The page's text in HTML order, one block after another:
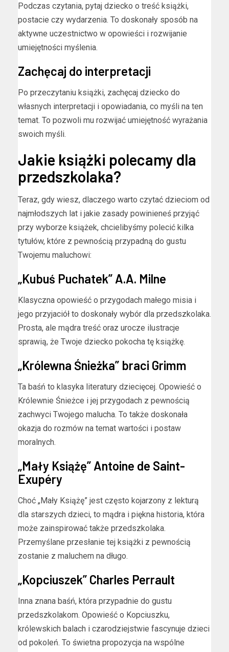
Podczas czytania, pytaj dziecko o treść książki,
postacie czy wydarzenia. To doskonały sposób na
aktywne uczestnictwo w opowieści i rozwijanie
umiejętności myślenia.
Zachęcaj do interpretacji
Po przeczytaniu książki, zachęcaj dziecko do
własnych interpretacji i opowiadania, co myśli na ten
temat. To pozwoli mu rozwijać umiejętność wyrażania
swoich myśli.
Jakie książki polecamy dla
przedszkolaka?
Teraz, gdy wiesz, dlaczego warto czytać dzieciom od
najmłodszych lat i jakie zasady powinieneś przyjąć
przy wyborze książek, chcielibyśmy polecić kilka
tytułów, które z pewnością przypadną do gustu
Twojemu maluchowi:
„Kubuś Puchatek” A.A. Milne
Klasyczna opowieść o przygodach małego misia i
jego przyjaciół to doskonały wybór dla przedszkolaka.
Prosta, ale mądra treść oraz urocze ilustracje
sprawią, że Twoje dziecko pokocha tę książkę.
„Królewna Śnieżka” braci Grimm
Ta baśń to klasyka literatury dziecięcej. Opowieść o
Królewnie Śnieżce i jej przygodach z pewnością
zachwyci Twojego malucha. To także doskonała
okazja do rozmów na temat wartości i postaw
moralnych.
„Mały Książę” Antoine de Saint-
Exupéry
Choć „Mały Książę” jest często kojarzony z lekturą
dla starszych dzieci, to mądra i piękna historia, która
może zainspirować także przedszkolaka.
Przemyślane przesłanie tej książki z pewnością
zostanie z maluchem na długo.
„Kopciuszek” Charles Perrault
Inna znana baśń, która przypadnie do gustu
przedszkolakom. Opowieść o Kopciuszku,
królewskich balach i czarodziejstwie fascynuje dzieci
od pokoleń. To świetna propozycja na wspólne